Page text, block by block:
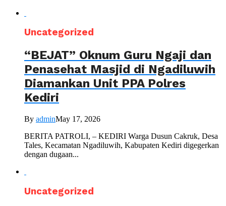
Uncategorized
“BEJAT” Oknum Guru Ngaji dan
Penasehat Masjid di Ngadiluwih
Diamankan Unit PPA Polres
Kediri
By adminMay 17, 2026
BERITA PATROLI, – KEDIRI Warga Dusun Cakruk, Desa
Tales, Kecamatan Ngadiluwih, Kabupaten Kediri digegerkan
dengan dugaan...
Uncategorized